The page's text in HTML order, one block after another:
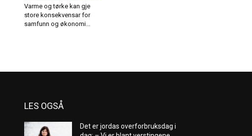
Varme og tørke kan gje
store konsekvensar for
samfunn og økonomi...
LES OGSÅ
Det er jordas overforbruksdag i